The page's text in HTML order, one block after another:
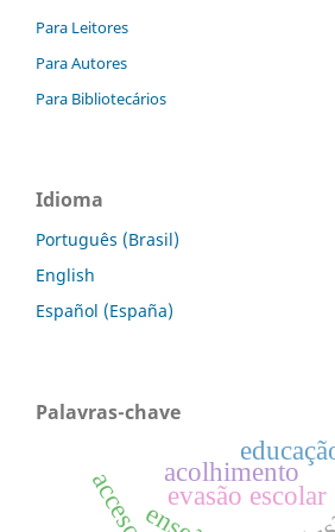
Para Leitores
Para Autores
Para Bibliotecários
Idioma
Português (Brasil)
English
Español (España)
Palavras-chave
evasão escolar
acolhimento